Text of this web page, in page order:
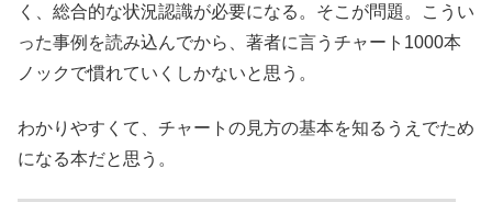
く、総合的な状況認識が必要になる。そこが問題。こうい
った事例を読み込んでから、著者に言うチャート1000本
ノックで慣れていくしかないと思う。
わかりやすくて、チャートの見方の基本を知るうえでため
になる本だと思う。